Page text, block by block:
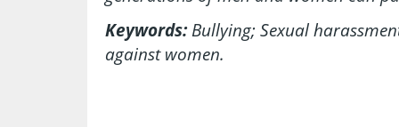
Keywords:Bullying; Sexual
against women.